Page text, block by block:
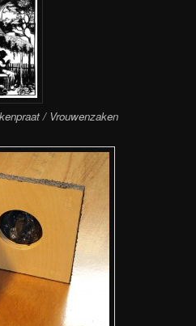
/ Vrouwenzaken